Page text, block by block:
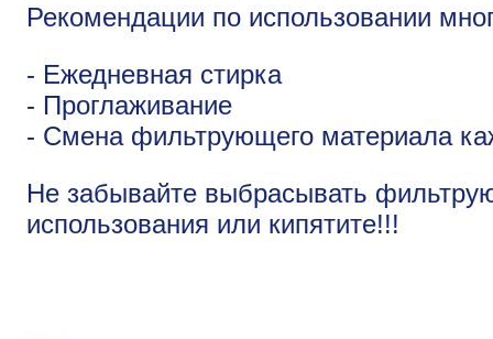
Рекомендации по использовании
- Ежедневная стирка
- Проглаживание
- Смена фильтрующего материала
Не забывайте выбрасывать
использования или кипятите!!!